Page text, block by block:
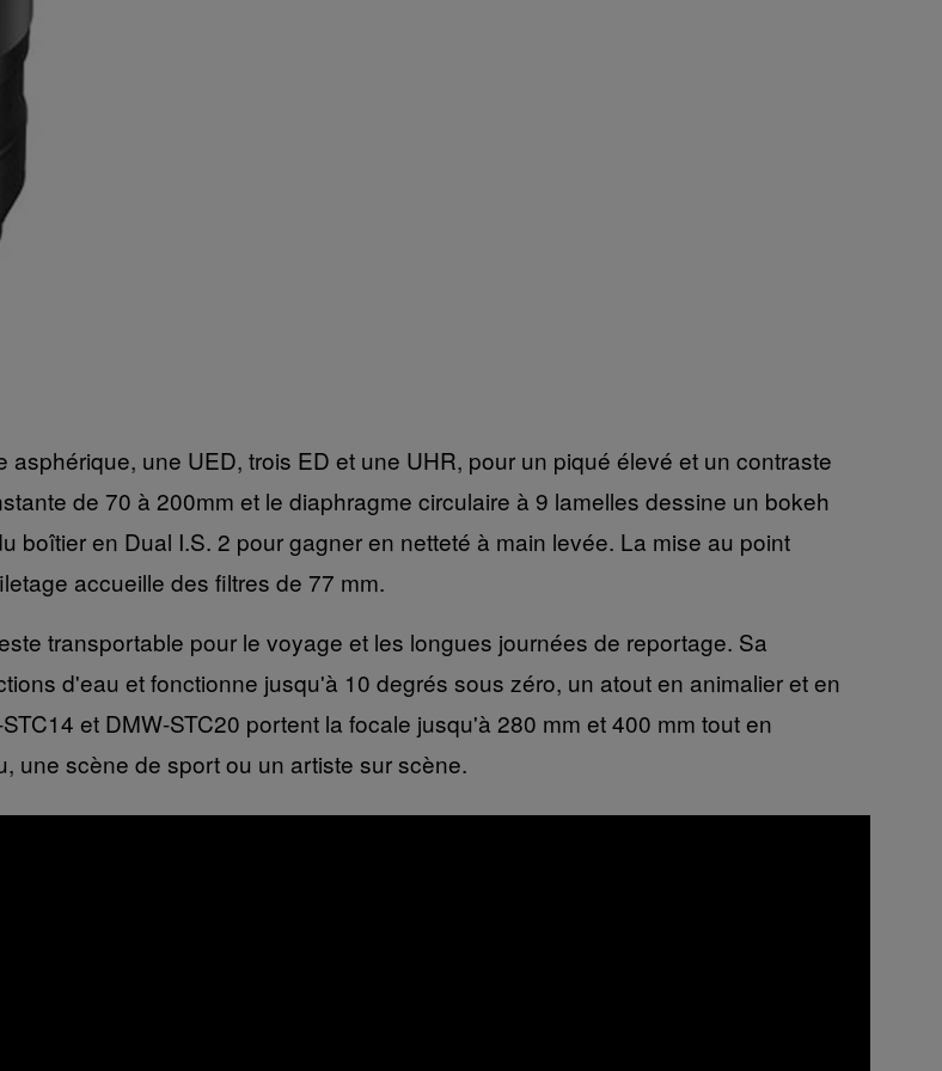
une UED, trois ED et une UHR, pour un piqué élevé et un contraste
de 70 à 200mm et le diaphragme circulaire à 9 lamelles dessine un bokeh
boîtier en Dual I.S. 2 pour gagner en netteté à main levée. La mise au point
accueille des filtres de 77 mm.
transportable pour le voyage et les longues journées de reportage. Sa
d'eau et fonctionne jusqu'à 10 degrés sous zéro, un atout en animalier et en
et DMW-STC20 portent la focale jusqu'à 280 mm et 400 mm tout en
une scène de sport ou un artiste sur scène.